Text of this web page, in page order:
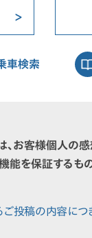
車検索
、お客様個人の感
能を保証するも